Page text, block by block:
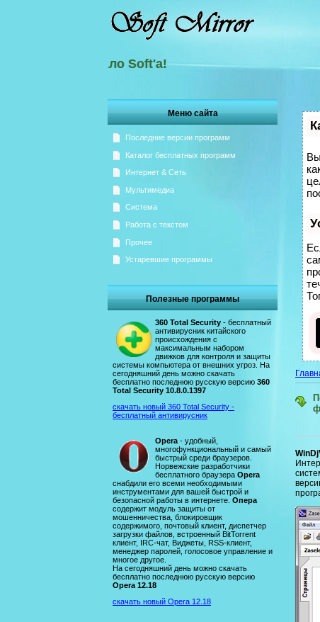
на Зеркало Soft'а!
Меню сайта
Последние версии программ
Каталог бесплатных программ
Интернет & Сеть
Мультимедиа
Система
Работа с текстом
Прочее
Устаревшие программы
Полезные программы
360 Total Security - бесплатный
антивирусник китайского
происхождения с
максимальным набором
движков для контроля и защиты
системы компьютера от внешних угроз. На
сегодняшний день можно скачать
бесплатно последнюю русскую версию 360
Total Security 10.8.0.1397
скачать новый 360 Total Security -
бесплатный антивирусник
Opera - удобный,
многофункциональный и самый
быстрый среди браузеров.
Норвежские разработчики
бесплатного браузера Opera
снабдили его всеми необходимыми
инструментами для вашей быстрой и
безопасной работы в интернете. Опера
содержит модуль защиты от
мошенничества, блокировщик
содержимого, почтовый клиент, диспетчер
загрузки файлов, встроенный BitTorrent
клиент, IRC-чат, Виджеты, RSS-клиент,
менеджер паролей, голосовое управление и
многое другое.
На сегодняшний день можно скачать
бесплатно последнюю русскую версию
Opera 12.18
скачать новый Opera 12.18